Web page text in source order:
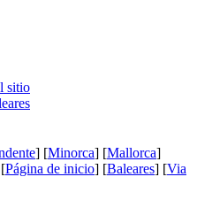
sitio
] [Minorca] [Mallorca]
Página de inicio] [Baleares] [Via